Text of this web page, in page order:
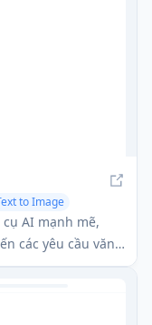
to Image
AI mạnh mẽ,
các yêu cầu văn
cách sử dụng